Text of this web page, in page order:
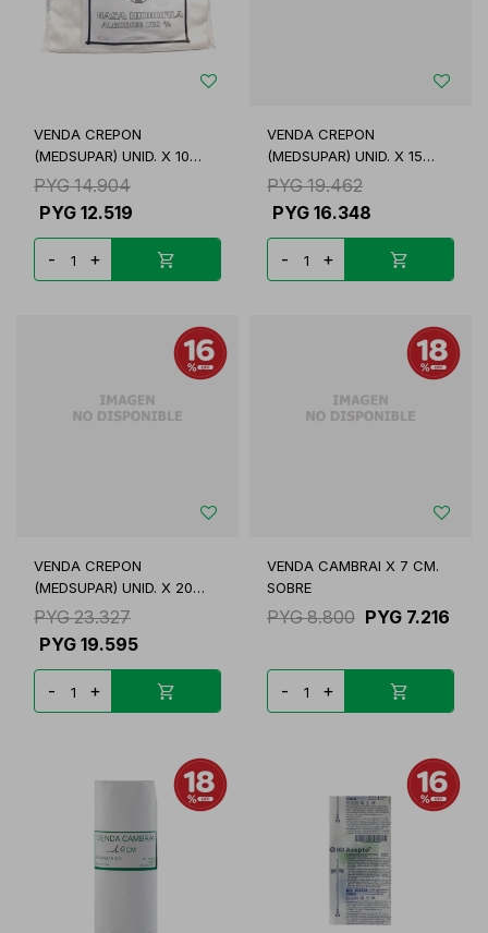
VENDA CREPON
(MEDSUPAR) UNID. X 10
CMS
PYG 14.904
PYG 12.519
- +
VENDA CREPON
(MEDSUPAR) UNID. X 15
CMS
PYG 19.462
PYG 16.348
- +
VENDA CREPON
(MEDSUPAR) UNID. X 20
CMS
PYG 23.327
PYG 19.595
- +
VENDA CAMBRAI X 7 CM.
SOBRE
PYG 8.800 PYG 7.216
- +